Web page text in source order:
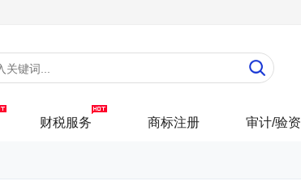
财税服务 商标注册 审计/验资